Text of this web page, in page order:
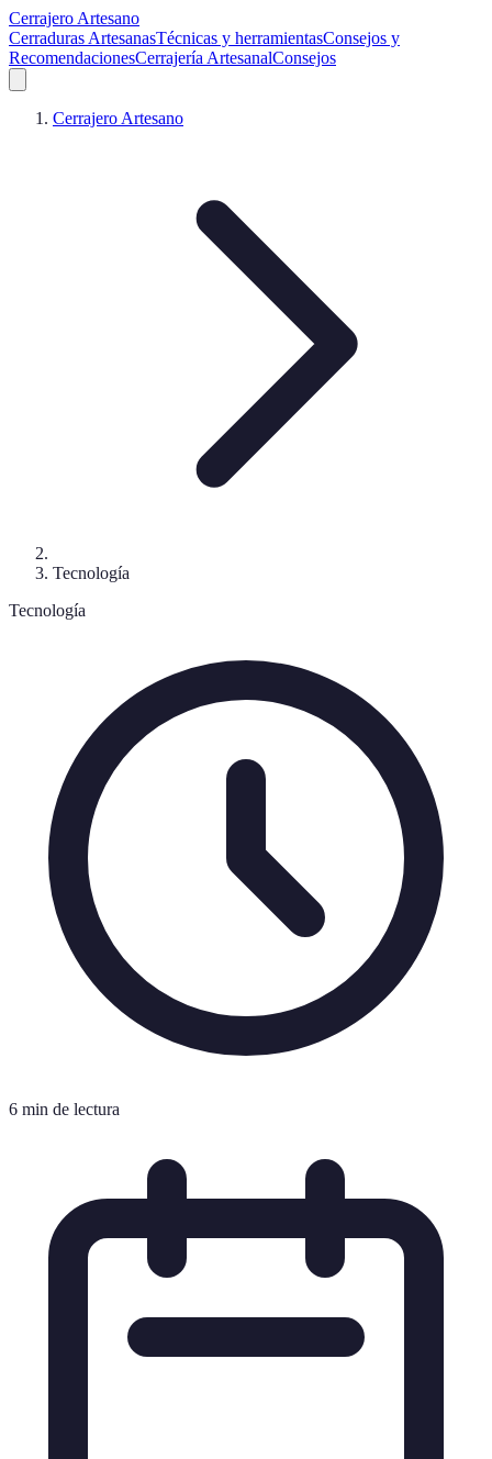
Cerrajero Artesano
Cerraduras ArtesanasTécnicas y herramientasConsejos y
RecomendacionesCerrajería ArtesanalConsejos
Cerrajero Artesano
Tecnología
Tecnología
6 min de lectura